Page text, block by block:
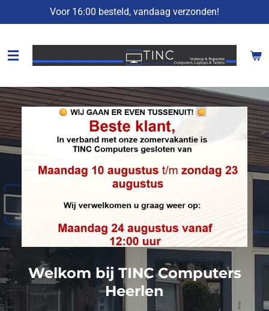
direct
de
Voor 16:00 besteld, vandaag verzonden!
Welkom bij TINC Computers
Heerlen